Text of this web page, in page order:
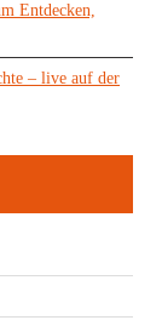
Entdecken,
– live auf der